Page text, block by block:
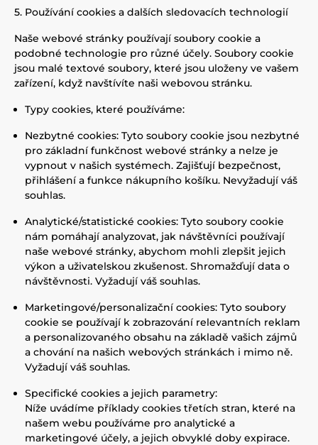
5. Používání cookies a dalších sledovacích technologií
Naše webové stránky používají soubory cookie a
podobné technologie pro různé účely. Soubory cookie
jsou malé textové soubory, které jsou uloženy ve vašem
zařízení, když navštívíte naši webovou stránku.
Typy cookies, které používáme:
Nezbytné cookies: Tyto soubory cookie jsou nezbytné
pro základní funkčnost webové stránky a nelze je
vypnout v našich systémech. Zajišťují bezpečnost,
přihlášení a funkce nákupního košíku. Nevyžadují váš
souhlas.
Analytické/statistické cookies: Tyto soubory cookie
nám pomáhají analyzovat, jak návštěvníci používají
naše webové stránky, abychom mohli zlepšit jejich
výkon a uživatelskou zkušenost. Shromažďují data o
návštěvnosti. Vyžadují váš souhlas.
Marketingové/personalizační cookies: Tyto soubory
cookie se používají k zobrazování relevantních reklam
a personalizovaného obsahu na základě vašich zájmů
a chování na našich webových stránkách i mimo ně.
Vyžadují váš souhlas.
Specifické cookies a jejich parametry:
Níže uvádíme příklady cookies třetích stran, které na
našem webu používáme pro analytické a
marketingové účely, a jejich obvyklé doby expirace.